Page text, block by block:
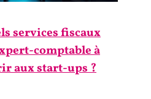
services fiscaux
comptable à
aux start-ups ?